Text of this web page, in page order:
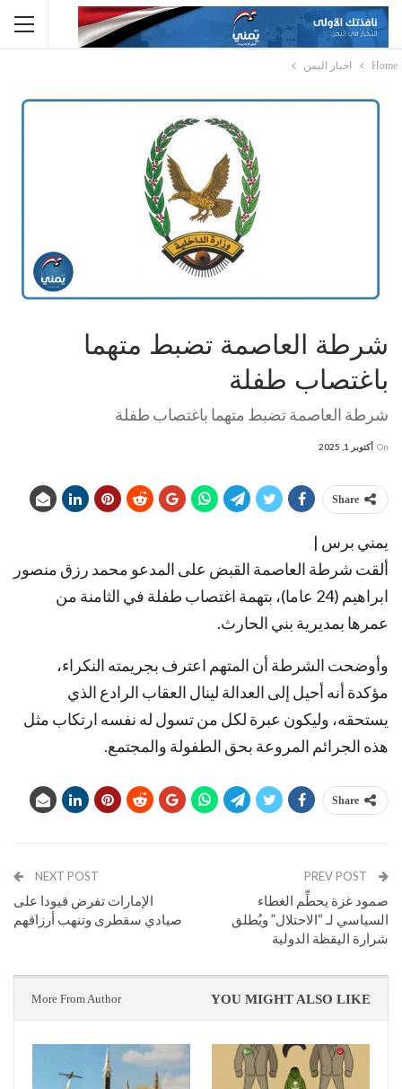
Home اخبار اليمن
شرطة العاصمة تضبط متهما
باغتصاب طفلة
شرطة العاصمة تضبط متهما باغتصاب طفلة
On أكتوبر 1, 2025
Share
يمني برس |
ألقت شرطة العاصمة القبض على المدعو محمد رزق منصور
ابراهيم (24 عاما)، بتهمة اغتصاب طفلة في الثامنة من
عمرها بمديرية بني الحارث.
وأوضحت الشرطة أن المتهم اعترف بجريمته النكراء،
مؤكدة أنه أحيل إلى العدالة لينال العقاب الرادع الذي
يستحقه، وليكون عبرة لكل من تسول له نفسه ارتكاب مثل
هذه الجرائم المروعة بحق الطفولة والمجتمع.
Share
صمود غزة يحطِّم الغطاء
السياسي لـ “الاحتلال” ويُطلق
شرارة اليقظة الدولية
NEXT POST
الإمارات تفرض قيودا على
صيادي سقطرى وتنهب أرزاقهم
YOU MIGHT ALSO LIKE
More From Author